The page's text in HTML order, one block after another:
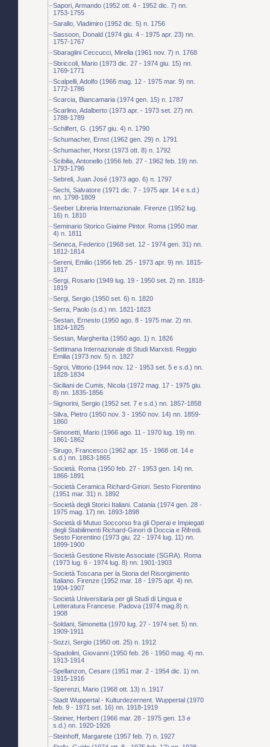
Sapori, Armando (1952 ott. 4 - 1952 dic. 7) nn.
1753-1755
Sarallo, Vladimiro (1952 dic. 5) n. 1756
Sassoon, Donald (1974 giu. 4 - 1975 apr. 23) nn.
1757-1767
Sbaraglini Ceccucci, Mirella (1961 nov. 7) n. 1768
Sbriccoli, Mario (1973 dic. 27 - 1974 giu. 15) nn.
1769-1771
Scalpelli, Adolfo (1966 mag. 12 - 1975 mar. 9) nn.
1772-1786
Scarcia, Biancamaria (1974 gen. 15) n. 1787
Scarlino, Adalberto (1973 apr. - 1973 set. 27) nn.
1788-1789
Schilfert, G. (1957 giu. 4) n. 1790
Schumacher, Ernst (1962 gen. 29) n. 1791
Schumacher, Horst (1973 ott. 8) n. 1792
Scibilia, Antonello (1956 feb. 27 - 1962 feb. 19) nn.
1793-1796
Sebreli, Juan José (1973 ago. 6) n. 1797
Sechi, Salvatore (1971 dic. 7 - 1975 apr. 14 e s.d.)
nn. 1798-1809
Seeber Libreria Internazionale. Firenze (1952 lug.
16) n. 1810
Seminario Storico Giaime Pintor. Roma (1950 mar.
4) n. 1811
Seneca, Federico (1968 set. 12 - 1974 gen. 31) nn.
1812-1814
Sereni, Emilio (1956 feb. 25 - 1973 apr. 9) nn. 1815-
1817
Sergi, Rosario (1949 lug. 19 - 1950 set. 2) nn. 1818-
1819
Sergi, Sergio (1950 set. 6) n. 1820
Serra, Paolo (s.d.) nn. 1821-1823
Sestan, Ernesto (1950 ago. 8 - 1975 mar. 2) nn.
1824-1825
Sestan, Margherita (1950 ago. 1) n. 1826
Settimana Internazionale di Studi Marxisti. Reggio
Emilia (1973 nov. 5) n. 1827
Sgroi, Vittorio (1944 nov. 12 - 1953 set. 5 e s.d.) nn.
1828-1834
Siciliani de Cumis, Nicola (1972 mag. 17 - 1975 giu.
8) nn. 1835-1856
Signorini, Sergio (1952 set. 7 e s.d.) nn. 1857-1858
Silva, Pietro (1950 nov. 3 - 1950 nov. 14) nn. 1859-
1860
Simonetti, Mario (1966 ago. 11 - 1970 lug. 19) nn.
1861-1862
Sirugo, Francesco (1962 apr. 15 - 1968 ott. 14 e
s.d.) nn. 1863-1865
Società. Roma (1950 feb. 27 - 1953 gen. 14) nn.
1866-1891
Società Ceramica Richard-Ginori. Sesto Fiorentino
(1951 mar. 31) n. 1892
Società degli Storici Italiani. Catania (1974 gen. 28 -
1975 mag. 17) nn. 1893-1898
Società di Mutuo Soccorso fra gli Operai e Impiegati
degli Stabilimenti Richard-Ginori di Doccia e Rifredi.
Sesto Fiorentino (1973 giu. 22 - 1974 lug. 11) nn.
1899-1900
Società Gestione Riviste Associate (SGRA). Roma
(1973 lug. 6 - 1974 lug. 8) nn. 1901-1903
Società Toscana per la Storia del Risorgimento
Italiano. Firenze (1952 mar. 18 - 1975 apr. 4) nn.
1904-1907
Società Universitaria per gli Studi di Lingua e
Letteratura Francese. Padova (1974 mag.8) n.
1908
Soldani, Simonetta (1970 lug. 27 - 1974 set. 5) nn.
1909-1911
Sozzi, Sergio (1950 ott. 25) n. 1912
Spadolini, Giovanni (1950 feb. 26 - 1950 mag. 4) nn.
1913-1914
Spellanzon, Cesare (1951 mar. 2 - 1954 dic. 1) nn.
1915-1916
Sperenzi, Mario (1968 ott. 13) n. 1917
Stadt Wuppertal - Kulturdezernent. Wuppertal (1970
feb. 9 - 1971 set. 16) nn. 1918-1919
Steiner, Herbert (1966 mar. 28 - 1975 gen. 13 e
s.d.) nn. 1920-1926
Steinhoff, Margarete (1957 feb. 7) n. 1927